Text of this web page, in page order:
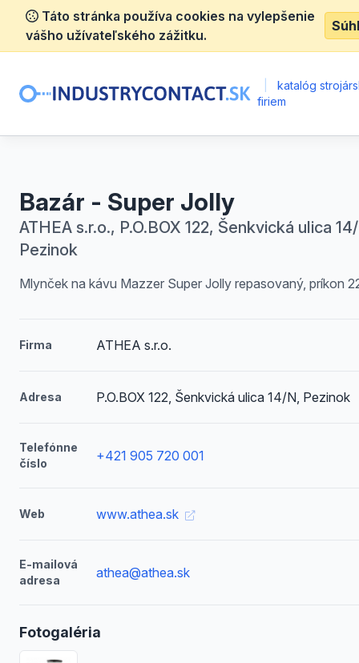
Táto stránka používa cookies na vylepšenie
vášho užívateľského zážitku.
katalóg
firiem
Bazár - Super Jolly
ATHEA s.r.o., P.O.BOX 122, Šenkvická ulica
Pezinok
Mlynček na kávu Mazzer Super Jolly repasovaný, príkon
Firma ATHEA s.r.o.
Adresa P.O.BOX 122, Šenkvická ulica 14/N, Pezinok
Telefónne
číslo
+421 905 720 001
Web www.athea.sk
E-mailová
adresa
athea@athea.sk
Fotogaléria